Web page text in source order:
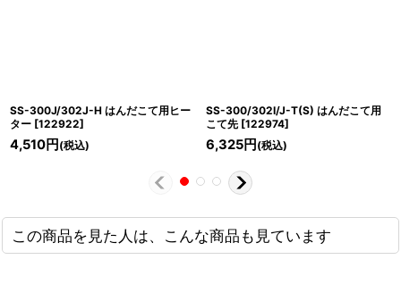
SS-300J/302J-H はんだこて用ヒー
ター [122922]
4,510円 (税込)
SS-300/302I/J-T(S) はんだこて用
こて先 [122974]
6,325円 (税込)
この商品を見た人は、こんな商品も見ています